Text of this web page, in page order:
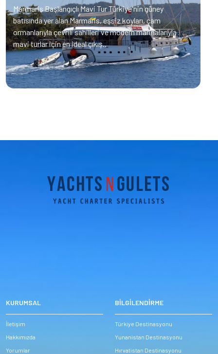
Marmaris Başlangıçlı Mavi Tur Türkiye'nin güney
batısında yer alan Marmaris, eşsiz koyları, çam
ormanlarıyla çevrili sahilleri ve modern marinalarıyla
mavi turlar için en ideal çıkış..
KURUMSAL
İletişim
Hakkımızda
Yorumlar
BİLGİLENDİRME
Türkiye Destinasyonu
Yunanistan Destinasyonu
Hırvatistan Destinasyonu